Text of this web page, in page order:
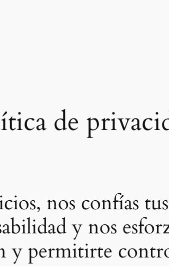
de
nos confías
y nos
y permitirte